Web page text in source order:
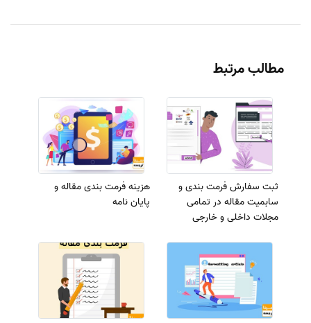
مطالب مرتبط
ثبت سفارش فرمت بندی و
سابمیت مقاله در تمامی
مجلات داخلی و خارجی
هزینه فرمت بندی مقاله و
پایان نامه